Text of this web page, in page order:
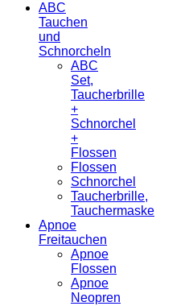
ABC
Tauchen
und
Schnorcheln
ABC
Set,
Taucherbrille
+
Schnorchel
+
Flossen
Flossen
Schnorchel
Taucherbrille,
Tauchermaske
Apnoe
Freitauchen
Apnoe
Flossen
Apnoe
Neopren